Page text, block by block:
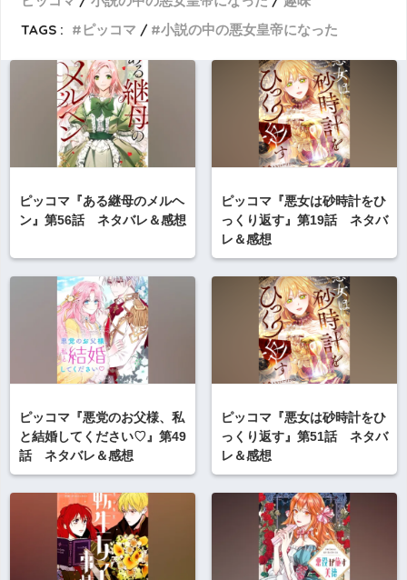
TAGS :
ピッコマ 小説の中の悪女皇帝になった
ピッコマ『ある継母のメルヘ
ン』第56話 ネタバレ＆感想
ピッコマ『悪女は砂時計をひ
っくり返す』第19話 ネタバ
レ＆感想
ピッコマ『悪党のお父様、私
と結婚してください♡』第49
話 ネタバレ＆感想
ピッコマ『悪女は砂時計をひ
っくり返す』第51話 ネタバ
レ＆感想